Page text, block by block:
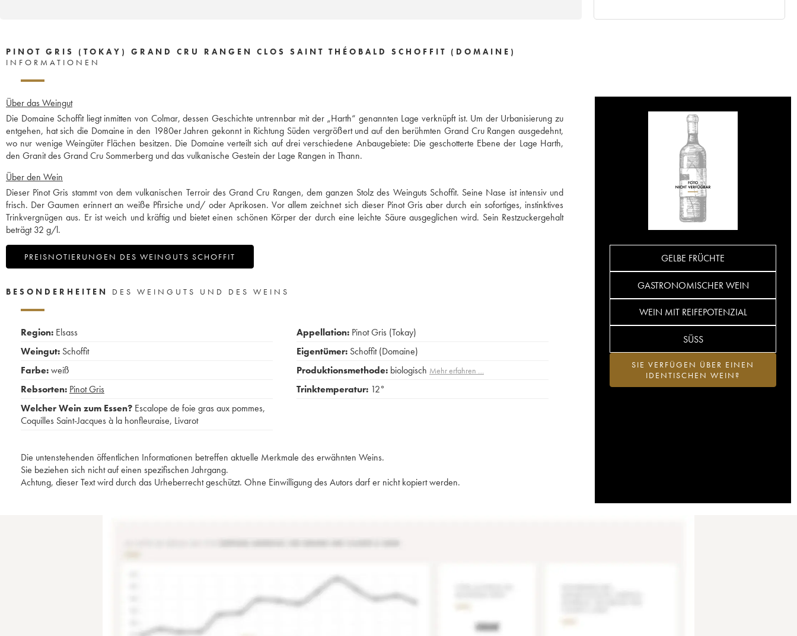
PINOT GRIS (TOKAY) GRAND CRU RANGEN CLOS SAINT THÉOBALD SCHOFFIT (DOMAINE)
INFORMATIONEN
Über das Weingut
Die Domaine Schoffit liegt inmitten von Colmar, dessen Geschichte untrennbar mit der „Harth“ genannten Lage verknüpft ist. Um der Urbanisierung zu
entgehen, hat sich die Domaine in den 1980er Jahren gekonnt in Richtung Süden vergrößert und auf den berühmten Grand Cru Rangen ausgedehnt,
wo nur wenige Weingüter Flächen besitzen. Die Domaine verteilt sich auf drei verschiedene Anbaugebiete: Die geschotterte Ebene der Lage Harth,
den Granit des Grand Cru Sommerberg und das vulkanische Gestein der Lage Rangen in Thann.
Über den Wein
Dieser Pinot Gris stammt von dem vulkanischen Terroir des Grand Cru Rangen, dem ganzen Stolz des Weinguts Schoffit. Seine Nase ist intensiv und
frisch. Der Gaumen erinnert an weiße Pfirsiche und/ oder Aprikosen. Vor allem zeichnet sich dieser Pinot Gris aber durch ein sofortiges, instinktives
Trinkvergnügen aus. Er ist weich und kräftig und bietet einen schönen Körper der durch eine leichte Säure ausgeglichen wird. Sein Restzuckergehalt
beträgt 32 g/l.
PREISNOTIERUNGEN DES WEINGUTS SCHOFFIT GELBE FRÜCHTE
GASTRONOMISCHER WEIN
WEIN MIT REIFEPOTENZIAL
SÜSS
SIE VERFÜGEN ÜBER EINEN
IDENTISCHEN WEIN?
BESONDERHEITEN DES WEINGUTS UND DES WEINS
Region: Elsass
Weingut: Schoffit
Farbe:weiß
Rebsorten: Pinot Gris
Welcher Wein zum Essen? Escalope de foie gras aux pommes,
Coquilles Saint-Jacques à la honfleuraise, Livarot
Appellation: Pinot Gris (Tokay)
Eigentümer: Schoffit (Domaine)
Produktionsmethode: biologisch Mehr erfahren …
Trinktemperatur: 12°
Die untenstehenden öffentlichen Informationen betreffen aktuelle Merkmale des erwähnten Weins.
Sie beziehen sich nicht auf einen spezifischen Jahrgang.
Achtung, dieser Text wird durch das Urheberrecht geschützt. Ohne Einwilligung des Autors darf er nicht kopiert werden.